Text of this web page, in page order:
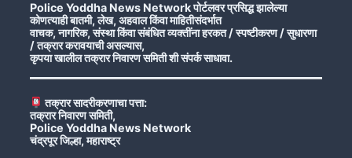
Police Yoddha News Network पोर्टलवर प्रसिद्ध झालेल्या
कोणत्याही बातमी, लेख, अहवाल किंवा माहितीसंदर्भात
वाचक, नागरिक, संस्था किंवा संबंधित व्यक्तींना हरकत / स्पष्टीकरण / सुधारणा
/ तक्रार करावयाची असल्यास,
कृपया खालील तक्रार निवारण समिती शी संपर्क साधावा.
तक्रार सादरीकरणाचा पत्ता:
तक्रार निवारण समिती,
Police Yoddha News Network
चंद्रपूर जिल्हा, महाराष्ट्र